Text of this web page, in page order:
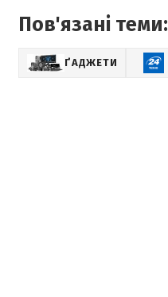
Пов'язані теми:
ҐАДЖЕТИ